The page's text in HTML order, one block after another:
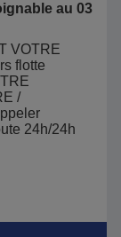
au 03
VOTRE
flotte
/
24h/24h